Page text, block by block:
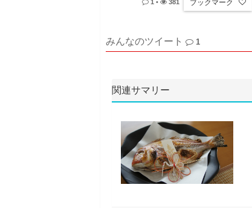
1 • 381 ブックマーク
みんなのツイート 1
関連サマリー